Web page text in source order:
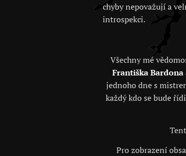
chyby nepovažují a
introspekci.
Všechny mé
Františka
jednoho dne s
každý kdo se bude
Pro zobrazení